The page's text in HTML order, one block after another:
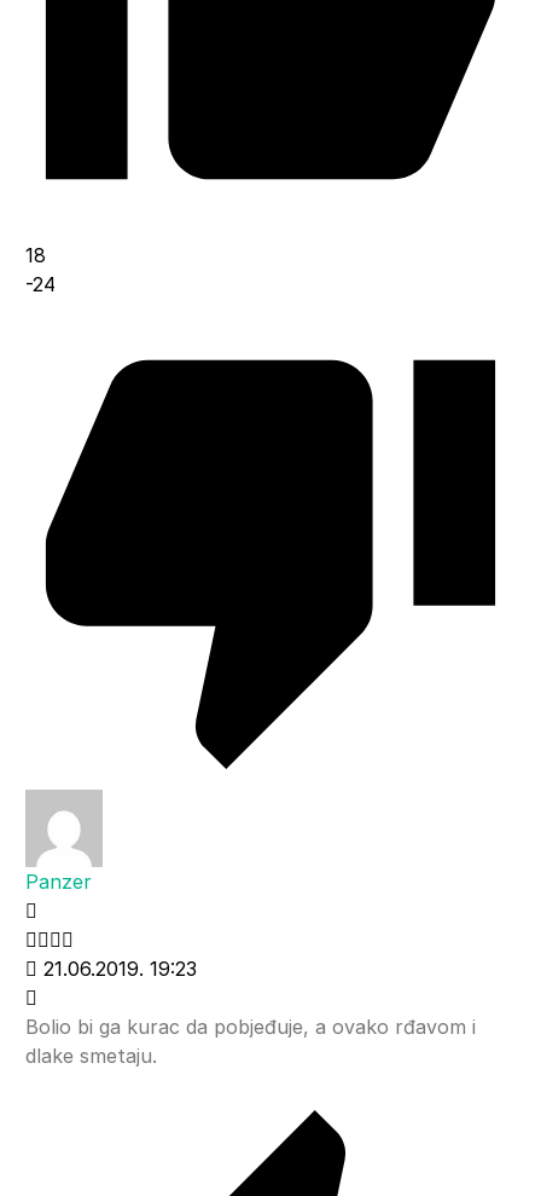
18
-24
Panzer
21.06.2019. 19:23
Bolio bi ga kurac da pobjeđuje, a ovako rđavom i
dlake smetaju.